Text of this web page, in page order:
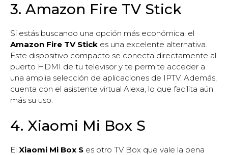
3. Amazon Fire TV Stick
Si estás buscando una opción más económica, el
Amazon Fire TV Stick es una excelente alternativa.
Este dispositivo compacto se conecta directamente al
puerto HDMI de tu televisor y te permite acceder a
una amplia selección de aplicaciones de IPTV. Además,
cuenta con el asistente virtual Alexa, lo que facilita aún
más su uso.
4. Xiaomi Mi Box S
El Xiaomi Mi Box S es otro TV Box que vale la pena